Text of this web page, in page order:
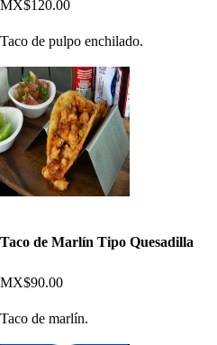
MX$120.00
Taco de pulpo enchilado.
Taco de Marlín Tipo Quesadilla
MX$90.00
Taco de marlín.